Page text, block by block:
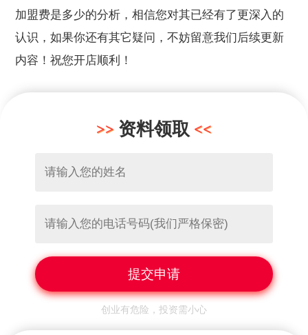
加盟费是多少的分析，相信您对其已经有了更深入的
认识，如果你还有其它疑问，不妨留意我们后续更新
内容！祝您开店顺利！
资料领取
创业有危险，投资需小心